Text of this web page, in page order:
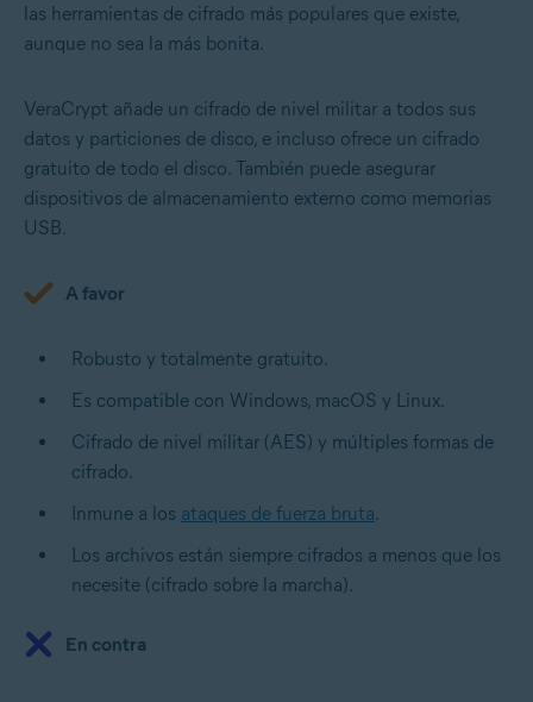
las herramientas de cifrado más populares que existe,
aunque no sea la más bonita.
VeraCrypt añade un cifrado de nivel militar a todos sus
datos y particiones de disco, e incluso ofrece un cifrado
gratuito de todo el disco. También puede asegurar
dispositivos de almacenamiento externo como memorias
USB.
A favor
Robusto y totalmente gratuito.
Es compatible con Windows, macOS y Linux.
Cifrado de nivel militar (AES) y múltiples formas de
cifrado.
Inmune a los ataques de fuerza bruta.
Los archivos están siempre cifrados a menos que los
necesite (cifrado sobre la marcha).
En contra